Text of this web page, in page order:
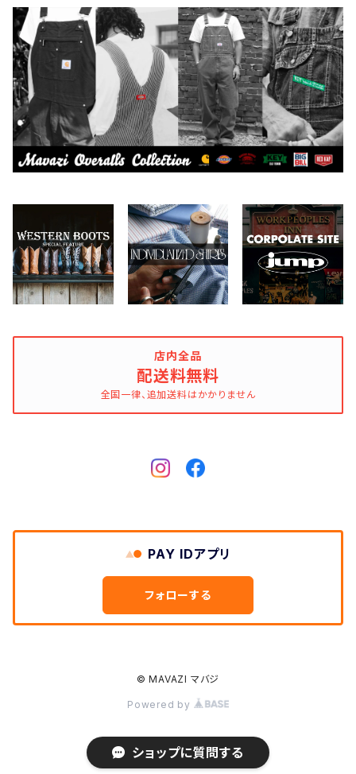
Crescent Down Works
DARN TOUGH VERMONT
Dickies
DULUTH PACK
Easymoc
FERNAND LEATHER
FILSON
店内全品
配送料無料
全国一律、追加送料はかかりません
PAY IDアプリ
フォローする
© MAVAZI マバジ
Powered by
ショップに質問する